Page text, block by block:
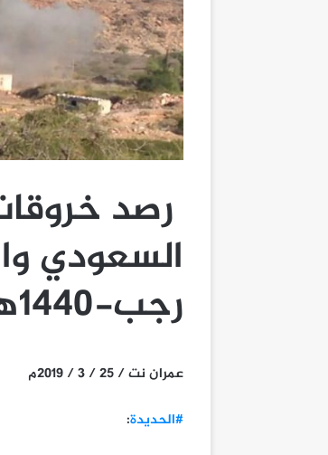
رصد
رجب-1440هـ الموافق 24-03-2019م
عمران نت / 25 / 3 / 2019م
#الحديدة: